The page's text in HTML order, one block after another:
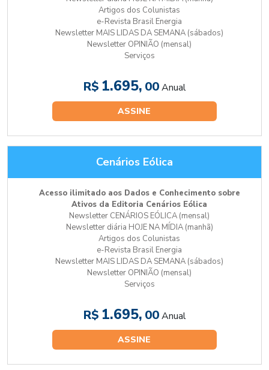
Artigos dos Colunistas
e-Revista Brasil Energia
Newsletter MAIS LIDAS DA SEMANA (sábados)
Newsletter OPINIÃO (mensal)
Serviços
R$ 1.695, 00 Anual
ASSINE
Cenários Eólica
Acesso ilimitado aos Dados e Conhecimento sobre
Ativos da Editoria Cenários Eólica
Newsletter CENÁRIOS EÓLICA (mensal)
Newsletter diária HOJE NA MÍDIA (manhã)
Artigos dos Colunistas
e-Revista Brasil Energia
Newsletter MAIS LIDAS DA SEMANA (sábados)
Newsletter OPINIÃO (mensal)
Serviços
R$ 1.695, 00 Anual
ASSINE